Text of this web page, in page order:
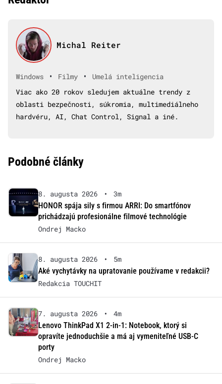
Michal Reiter
Windows • Filmy •
Umelá inteligencia
Viac ako 20 rokov sledujem aktuálne trendy z
oblasti bezpečnosti, súkromia, multimediálneho
hardvéru, AI, Chat Control, Signal a iné.
Podobné články
8. augusta 2026 •
3m
HONOR spája sily s firmou ARRI: Do smartfónov
prichádzajú profesionálne filmové technológie
Ondrej Macko
8. augusta 2026 •
5m
Aké vychytávky na upratovanie používame v redakcii?
Redakcia TOUCHIT
7. augusta 2026 •
4m
Lenovo ThinkPad X1 2-in-1: Notebook, ktorý si
opravíte jednoduchšie a má aj vymeniteľné USB-C
porty
Ondrej Macko